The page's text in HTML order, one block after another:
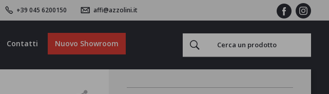
+39 045 6200150 affi@azzolini.it
Contatti Nuovo Showroom